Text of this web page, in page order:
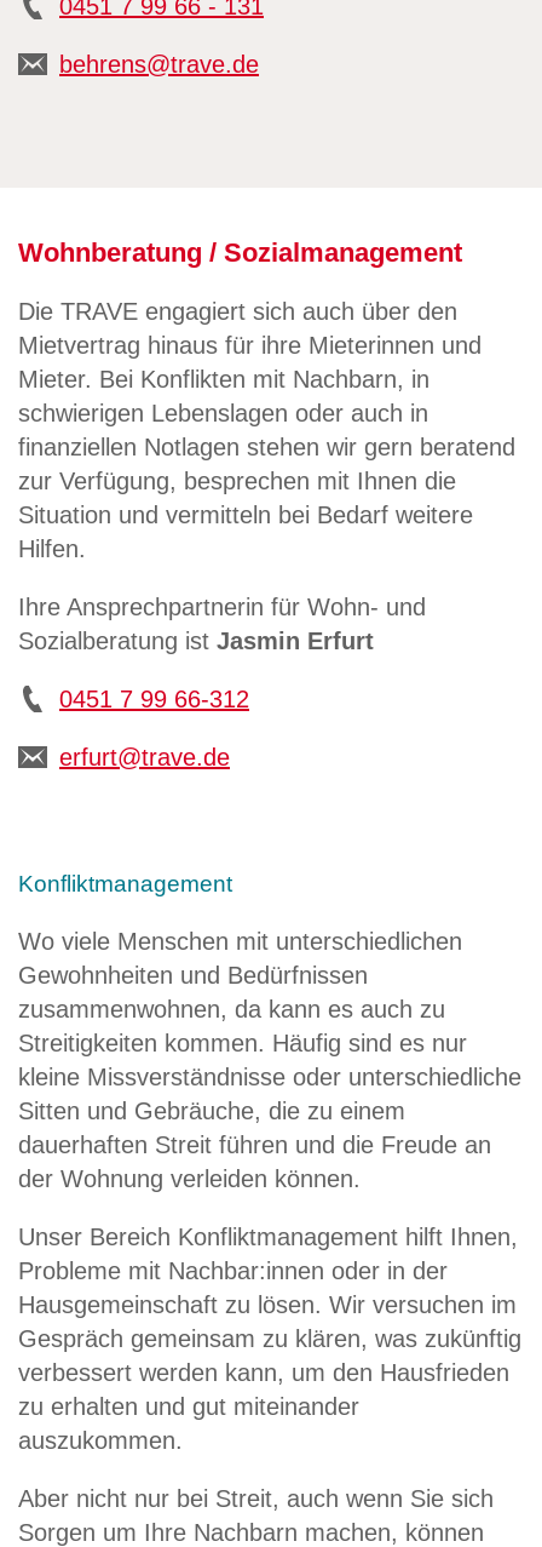
0451 7 99 66 - 131
behrens@trave.de
Wohnberatung / Sozialmanagement
Die TRAVE engagiert sich auch über den
Mietvertrag hinaus für ihre Mieterinnen und
Mieter. Bei Konflikten mit Nachbarn, in
schwierigen Lebenslagen oder auch in
finanziellen Notlagen stehen wir gern beratend
zur Verfügung, besprechen mit Ihnen die
Situation und vermitteln bei Bedarf weitere
Hilfen.
Ihre Ansprechpartnerin für Wohn- und
Sozialberatung ist Jasmin Erfurt
0451 7 99 66-312
erfurt@trave.de
Konfliktmanagement
Wo viele Menschen mit unterschiedlichen
Gewohnheiten und Bedürfnissen
zusammenwohnen, da kann es auch zu
Streitigkeiten kommen. Häufig sind es nur
kleine Missverständnisse oder unterschiedliche
Sitten und Gebräuche, die zu einem
dauerhaften Streit führen und die Freude an
der Wohnung verleiden können.
Unser Bereich Konfliktmanagement hilft Ihnen,
Probleme mit Nachbar:innen oder in der
Hausgemeinschaft zu lösen. Wir versuchen im
Gespräch gemeinsam zu klären, was zukünftig
verbessert werden kann, um den Hausfrieden
zu erhalten und gut miteinander
auszukommen.
Aber nicht nur bei Streit, auch wenn Sie sich
Sorgen um Ihre Nachbarn machen, können